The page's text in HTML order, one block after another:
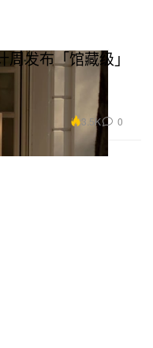
发布「馆藏级」
3.5K 0